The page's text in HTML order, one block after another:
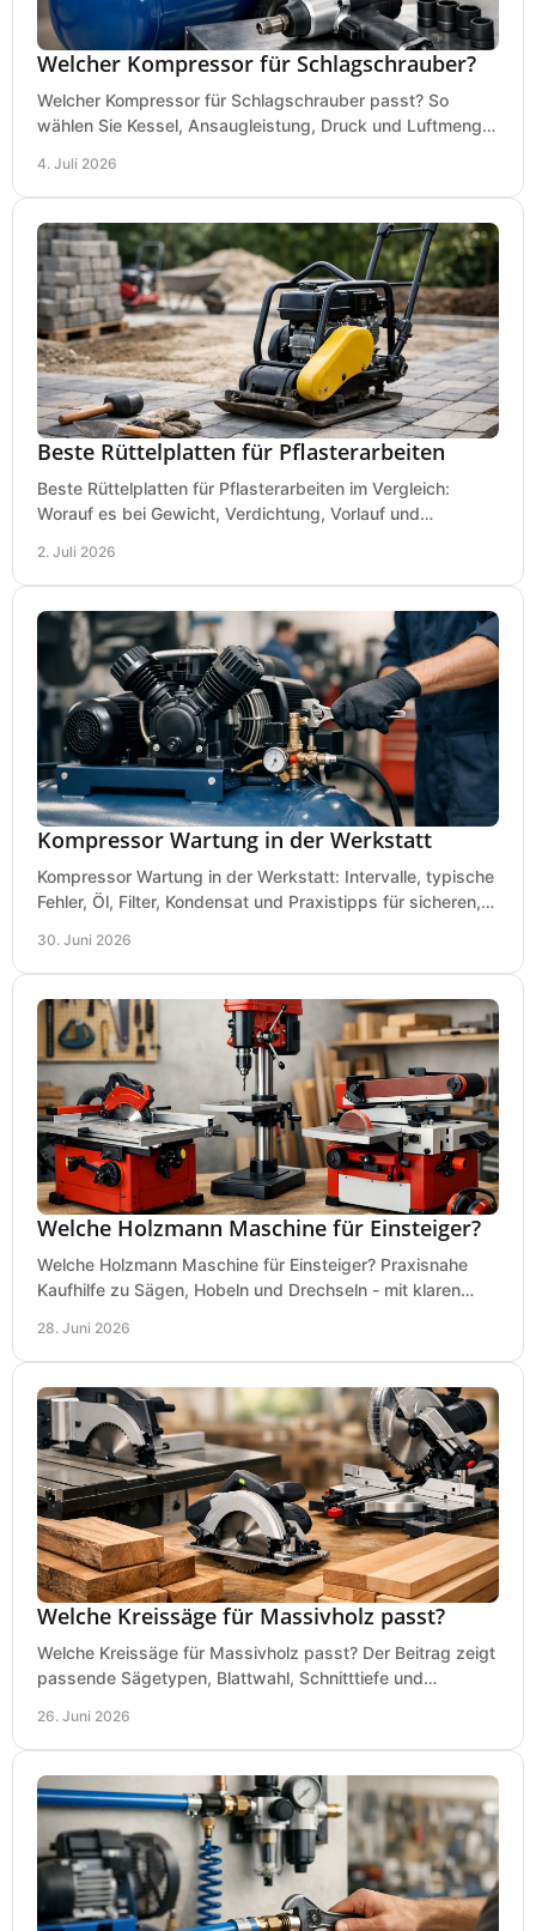
Welcher Kompressor für Schlagschrauber?
Welcher Kompressor für Schlagschrauber passt? So
wählen Sie Kessel, Ansaugleistung, Druck und Luftmenge
4. Juli 2026
Beste Rüttelplatten für Pflasterarbeiten
Beste Rüttelplatten für Pflasterarbeiten im Vergleich:
Worauf es bei Gewicht, Verdichtung, Vorlauf und
2. Juli 2026
Kompressor Wartung in der Werkstatt
Kompressor Wartung in der Werkstatt: Intervalle, typische
Fehler, Öl, Filter, Kondensat und Praxistipps für sicheren,
30. Juni 2026
Welche Holzmann Maschine für Einsteiger?
Welche Holzmann Maschine für Einsteiger? Praxisnahe
Kaufhilfe zu Sägen, Hobeln und Drechseln - mit klaren
28. Juni 2026
Welche Kreissäge für Massivholz passt?
Welche Kreissäge für Massivholz passt? Der Beitrag zeigt
passende Sägetypen, Blattwahl, Schnitttiefe und
26. Juni 2026